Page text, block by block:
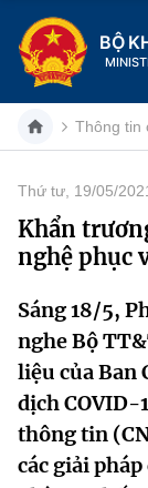
BỘ
Danh mục
Trang chủ
Giới thiệu
Chức năng
Cơ cấu tổ
Lịch sử phát
Tin tức sự kiện
Khoa học và
Đổi mới
Dịch vụ công
Hệ thống văn
Thông tin
Thứ tư, 19/05/
Khẩn
nghệ phục
Sáng 18/5,
nghe Bộ
liệu của Ban
dịch COVID-
thông tin
các giải